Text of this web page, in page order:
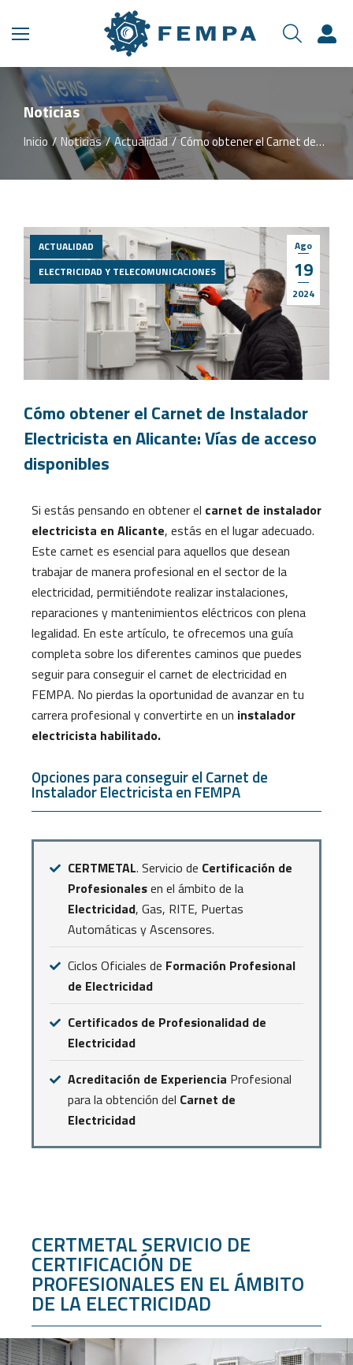
Noticias
Estás aquí:
Inicio Noticias Actualidad Cómo obtener el Carnet de…
Ago
19
2024
ACTUALIDAD
ELECTRICIDAD Y TELECOMUNICACIONES
Cómo obtener el Carnet de Instalador
Electricista en Alicante: Vías de acceso
disponibles
Si estás pensando en obtener el carnet de instalador
electricista en Alicante, estás en el lugar adecuado.
Este carnet es esencial para aquellos que desean
trabajar de manera profesional en el sector de la
electricidad, permitiéndote realizar instalaciones,
reparaciones y mantenimientos eléctricos con plena
legalidad. En este artículo, te ofrecemos una guía
completa sobre los diferentes caminos que puedes
seguir para conseguir el carnet de electricidad en
FEMPA. No pierdas la oportunidad de avanzar en tu
carrera profesional y convertirte en un instalador
electricista habilitado.
Opciones para conseguir el Carnet de
Instalador Electricista en FEMPA
CERTMETAL. Servicio de Certificación de
Profesionalesen el ámbito de la
Electricidad, Gas, RITE, Puertas
Automáticas y Ascensores.
Ciclos Oficiales de Formación Profesional
de Electricidad
Certificados de Profesionalidad de
Electricidad
Acreditación de Experiencia Profesional
para la obtención del Carnet de
Electricidad
CERTMETAL SERVICIO DE
CERTIFICACIÓN DE
PROFESIONALES EN EL ÁMBITO
DE LA ELECTRICIDAD